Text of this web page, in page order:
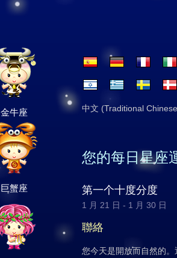
金牛座
巨蟹座
中文 (Traditional
您的每日星座
第一个十度分度
1 月 21 日 - 1 月 30 日
聯絡
您今天是開放而自然的